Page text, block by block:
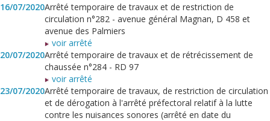
16/07/2020Arrêté temporaire de travaux et de restriction de
circulation n°282 - avenue général Magnan, D 458 et
avenue des Palmiers
voir arrêté
20/07/2020Arrêté temporaire de travaux et de rétrécissement de
chaussée n°284 - RD 97
voir arrêté
23/07/2020Arrêté temporaire de travaux, de restriction de circulation
et de dérogation à l'arrêté préfectoral relatif à la lutte
contre les nuisances sonores (arrêté en date du